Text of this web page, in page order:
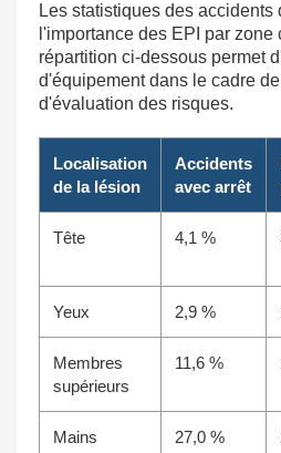
Les statistiques des accidents
l'importance des EPI par zone
répartition ci-dessous permet
d'équipement dans le cadre
d'évaluation des risques.
Localisation
de la lésion
Accidents
avec arrêt
Tête 4,1 %
Yeux 2,9 %
Membres
supérieurs
11,6 %
Mains 27,0 %